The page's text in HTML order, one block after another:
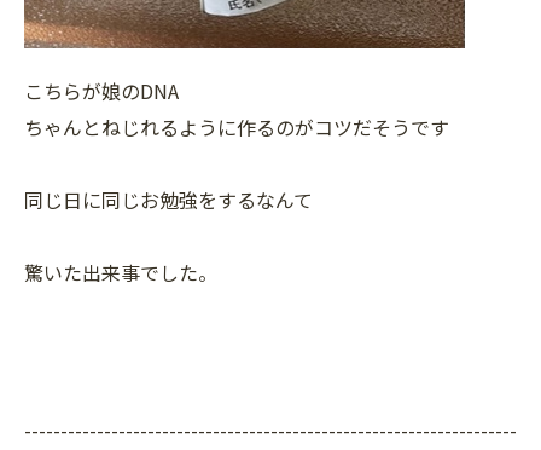
こちらが娘のDNA
ちゃんとねじれるように作るのがコツだそうです
同じ日に同じお勉強をするなんて
驚いた出来事でした。
--------------------------------------------------------------------